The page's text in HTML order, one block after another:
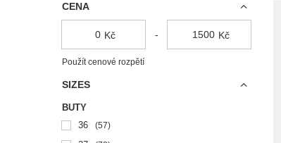
CENA
Kč - Kč
Použít cenové rozpětí
SIZES
BUTY
36
57